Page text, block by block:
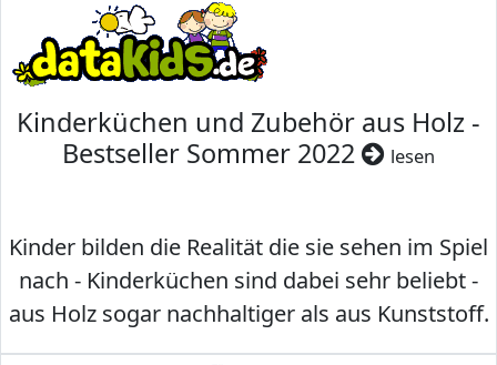
Kinderküchen und Zubehör aus Holz -
Bestseller Sommer 2022
lesen
Kinder bilden die Realität die sie sehen im Spiel
nach - Kinderküchen sind dabei sehr beliebt -
aus Holz sogar nachhaltiger als aus Kunststoff.